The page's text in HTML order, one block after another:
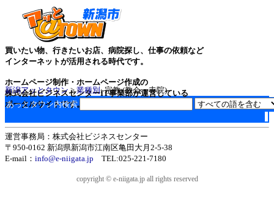
買いたい物、行きたいお店、病院探し、仕事の依頼など
インターネットが活用される時代です。
ホームページ制作・ホームページ作成の
株式会社ビジネスセンターIT事業部が運営している
ポータルサイトです。
新潟アッとタウン>業種別: 宗教 (教会・寺院)
あっとタウン内検索
運営事務局：株式会社ビジネスセンター
〒950-0162 新潟県新潟市江南区亀田大月2-5-38
E-mail： info@e-niigata.jp TEL:025-221-7180
copyright © e-niigata.jp all rights reserved